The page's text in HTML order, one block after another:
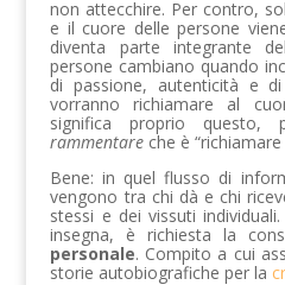
non attecchire. Per contro,
e il cuore delle persone
diventa parte integrante
persone cambiano quando
di passione, autenticità e di
vorranno richiamare al
significa proprio questo,
rammentare che è
Bene: in quel flusso di
vengono tra chi dà e chi
stessi e dei vissuti
insegna, è richiesta la
personale. Compito a cui
storie autobiografiche per la